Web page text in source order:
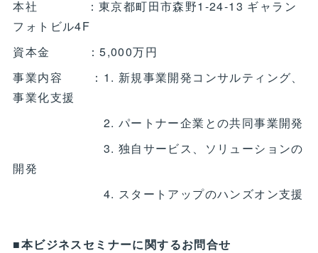
本社 ：東京都町田市森野1-24-13 ギャラン
フォトビル4F
資本金 ：5,000万円
事業内容 ：1. 新規事業開発コンサルティング、
事業化支援
2. パートナー企業との共同事業開発
3. 独自サービス、ソリューションの
開発
4. スタートアップのハンズオン支援
■本ビジネスセミナーに関するお問合せ